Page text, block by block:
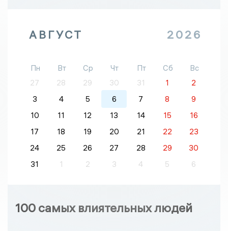
АВГУСТ 2026
Пн Вт Ср Чт Пт Сб
Вс
27
28 29 30 31 1
2
3
4 5 6 7 8
9
10
11 12 13 14 15
16
17
18 19 20 21 22
23
24
25 26 27 28 29
30
31
1 2 3 4 5 6
100 самых влиятельных людей